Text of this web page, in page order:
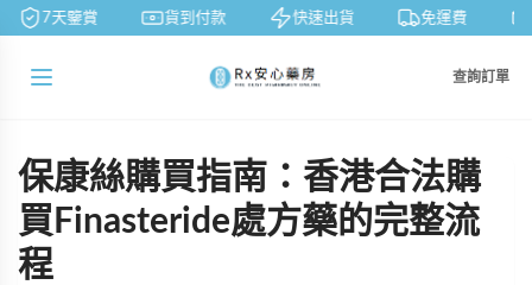
7天鑒賞 貨到付款 快速出貨 免運費
查詢訂單
保康絲購買指南：香港合法購
買Finasteride處方藥的完整流
程